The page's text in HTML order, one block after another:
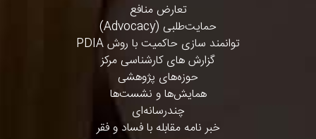
تعارض منافع
حمایت‌طلبی (Advocacy)
توانمند سازی حاکمیت با روش PDIA
گزارش های کارشناسی مرکز
حوزه‌های پژوهشی
همایش‌ها و نشست‌ها
چندرسانه‌ای
خبر نامه مقابله با فساد و فقر